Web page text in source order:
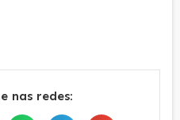
nas redes: